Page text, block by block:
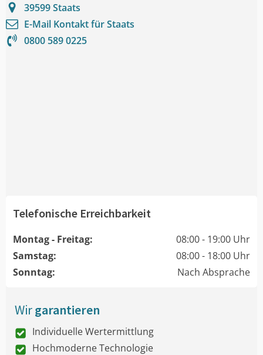
39599Staats
E-Mail Kontakt fürStaats
0800 589 0225
Telefonische Erreichbarkeit
Montag - Freitag:
08:00 - 19:00 Uhr
Samstag:
08:00 - 18:00 Uhr
Sonntag:
Nach Absprache
Wirgarantieren
Individuelle Wertermittlung
Hochmoderne Technologie